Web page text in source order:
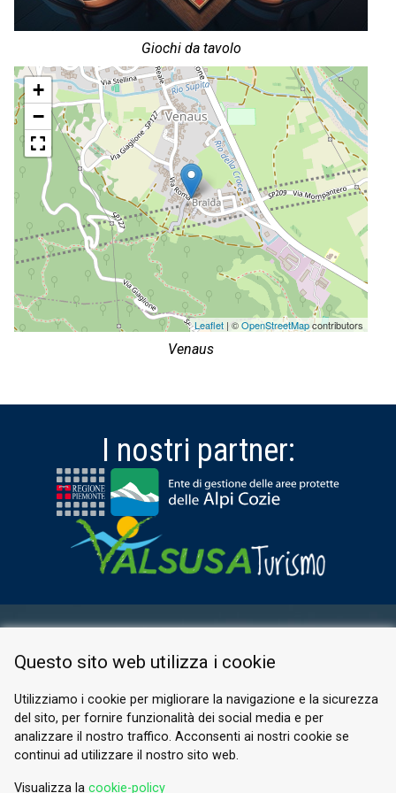
Giochi da tavolo
+
−
Leaflet | ©OpenStreetMapcontributors
Venaus
I nostri partner:
PRIVACY POLICY
© 2026 Valle di Susa
Tesori di Arte e Cultura Alpina
Tel.
Questo sito web utilizza i cookie
Utilizziamo i cookie per migliorare la navigazione e la sicurezza
del sito, per fornire funzionalità dei social media e per
analizzare il nostro traffico. Acconsenti ai nostri cookie se
continui ad utilizzare il nostro sito web.
Visualizza la cookie-policy